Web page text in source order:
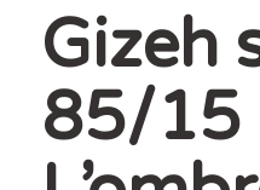
Gizeh
85/15